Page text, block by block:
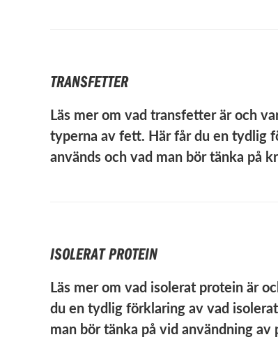
TRANSFETTER
Läs mer om vad transfetter är och
typerna av fett. Här får du en tydlig
används och vad man bör tänka på
ISOLERAT PROTEIN
Läs mer om vad isolerat protein är
du en tydlig förklaring av vad
man bör tänka på vid användning av